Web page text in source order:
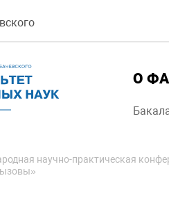
О
научно-практическая